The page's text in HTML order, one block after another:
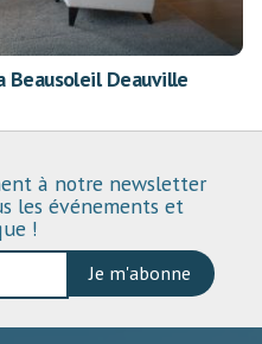
Beausoleil Deauville
à notre newsletter
les événements et
!
Je m'abonne